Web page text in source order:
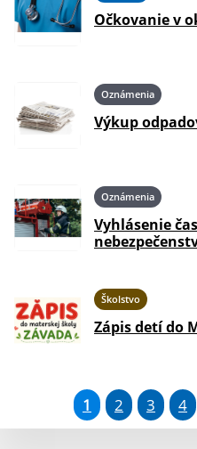
Očkovanie v
Oznámenia
Výkup
Oznámenia
Vyhlásenie
Školstvo
Zápis detí do
1 2 3 4